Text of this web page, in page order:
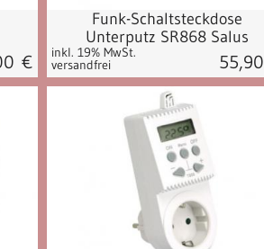
€
Funk-Schaltsteckdose
Unterputz SR868 Salus
inkl. 19% MwSt.
versandfrei 55,90